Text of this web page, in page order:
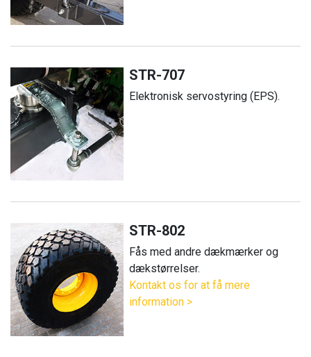
STR-707
Elektronisk servostyring (EPS).
STR-802
Fås med andre dækmærker og
dækstørrelser.
Kontakt os for at få mere
information >